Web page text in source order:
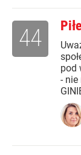
pod
- nie
44